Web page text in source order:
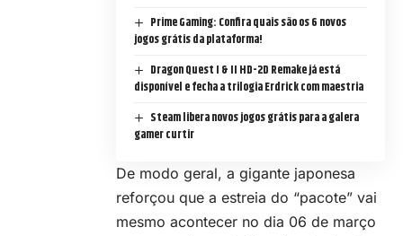
Prime Gaming: Confira quais são os 6 novos
jogos grátis da plataforma!
Dragon Quest I & II HD-2D Remake já está
disponível e fecha a trilogia Erdrick com maestria
Steam libera novos jogos grátis para a galera
gamer curtir
De modo geral, a gigante japonesa
reforçou que a estreia do “pacote” vai
mesmo acontecer no dia 06 de março